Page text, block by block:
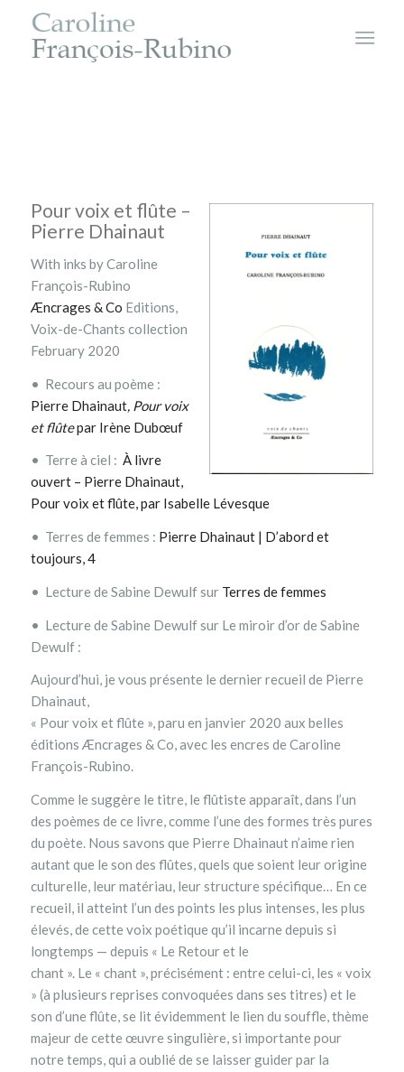
Pour voix et flûte –
Pierre Dhainaut
With inks by Caroline
François-Rubino
Æncrages & Co Editions,
Voix-de-Chants collection
February 2020
• Recours au poème :
Pierre Dhainaut, Pour voix
et flûtepar Irène Dubœuf
• Terre à ciel : À livre
ouvert – Pierre Dhainaut,
Pour voix et flûte, par Isabelle Lévesque
• Terres de femmes : Pierre Dhainaut | D’abord et
toujours, 4
• Lecture de Sabine Dewulf sur Terres de femmes
• Lecture de Sabine Dewulf sur Le miroir d’or de Sabine
Dewulf :
Aujourd’hui, je vous présente le dernier recueil de Pierre
Dhainaut,
« Pour voix et flûte », paru en janvier 2020 aux belles
éditions Æncrages & Co, avec les encres de Caroline
François-Rubino.
Comme le suggère le titre, le flûtiste apparaît, dans l’un
des poèmes de ce livre, comme l’une des formes très pures
du poète. Nous savons que Pierre Dhainaut n’aime rien
autant que le son des flûtes, quels que soient leur origine
culturelle, leur matériau, leur structure spécifique… En ce
recueil, il atteint l’un des points les plus intenses, les plus
élevés, de cette voix poétique qu’il incarne depuis si
longtemps — depuis « Le Retour et le
chant ». Le « chant », précisément : entre celui-ci, les « voix
» (à plusieurs reprises convoquées dans ses titres) et le
son d’une flûte, se lit évidemment le lien du souffle, thème
majeur de cette œuvre singulière, si importante pour
notre temps, qui a oublié de se laisser guider par la